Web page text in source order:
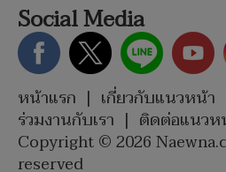
Social Media
หน้าแรก | เกี่ยวกับแนวหน้า
ร่วมงานกับเรา | ติดต่อแนวห
Copyright © 2026
reserved